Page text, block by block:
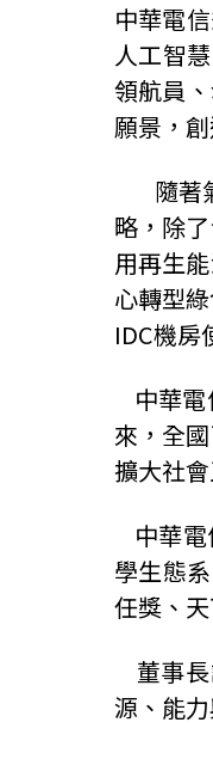
中華電
人工智
領航員
願景，
隨著
略，除
用再生
心轉型
IDC機房
中華
來，全
擴大社
中華
學生態
任獎、
董事
源、能